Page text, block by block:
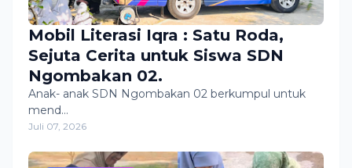
Mobil Literasi Iqra : Satu Roda,
Sejuta Cerita untuk Siswa SDN
Ngombakan 02.
Anak- anak SDN Ngombakan 02 berkumpul untuk
mend…
Juli 07, 2026